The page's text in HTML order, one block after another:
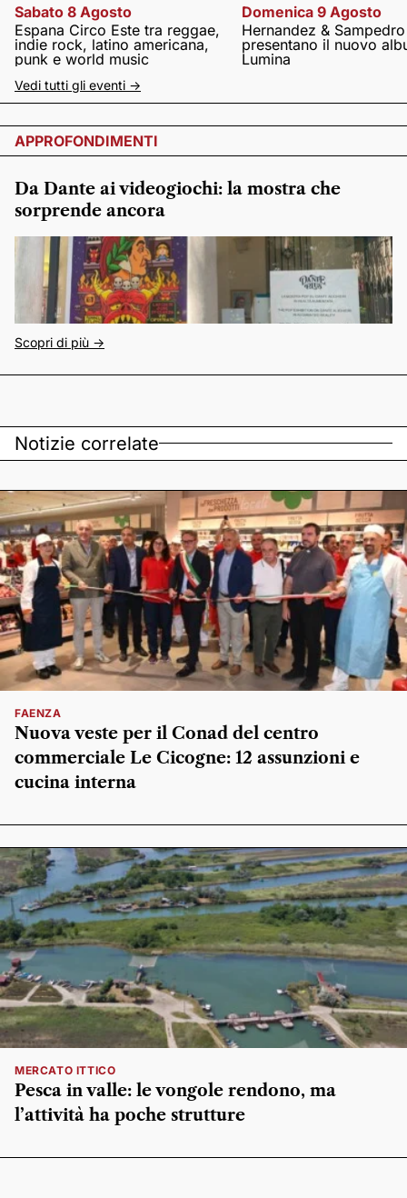
Sabato 8 Agosto
Espana Circo Este tra reggae,
indie rock, latino americana,
punk e world music
Domenica 9 Agosto
Hernandez & Sampedro
presentano il nuovo
Lumina
Vedi tutti gli eventi ->
APPROFONDIMENTI
Da Dante ai videogiochi: la mostra che
sorprende ancora
Scopri di più ->
Notizie correlate
FAENZA
Nuova veste per il Conad del centro
commerciale Le Cicogne: 12 assunzioni e
cucina interna
MERCATO ITTICO
Pesca in valle: le vongole rendono, ma
l’attività ha poche strutture